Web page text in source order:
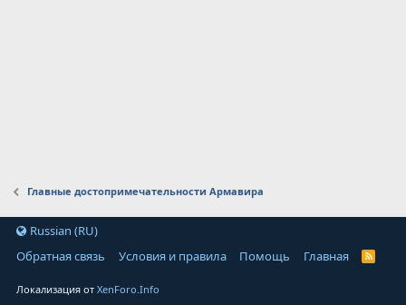
Главные достопримечательности Армавира
Russian (RU)
Обратная связь
Условия и правила Помощь Главная
Локализация отXenForo.Info